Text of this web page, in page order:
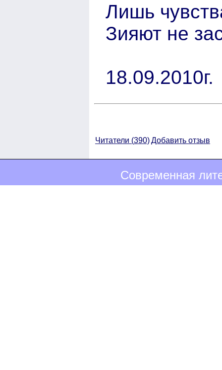
Лишь
Зияют не
18.09.2010г.
Читатели (390)Добавить отзыв
Современная